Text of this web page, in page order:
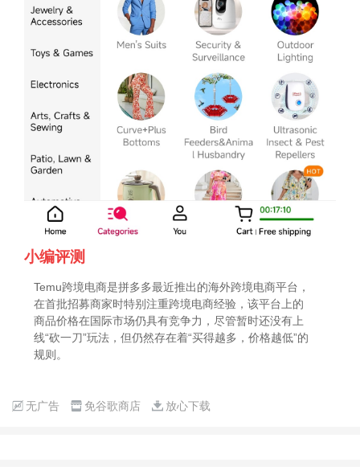
小编评测
Temu跨境电商是拼多多最近推出的海外跨境电商平台，
在首批招募商家时特别注重跨境电商经验，该平台上的
商品价格在国际市场仍具有竞争力，尽管暂时还没有上
线“砍一刀”玩法，但仍然存在着“买得越多，价格越低”的
规则。
无广告 免谷歌商店 放心下载